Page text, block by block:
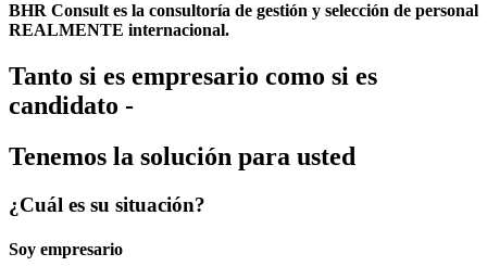
BHR Consult es la consultoría de gestión y selección de personal
REALMENTE internacional.
Tanto si es empresario como si es
candidato -
Tenemos la solución para usted
¿Cuál es su situación?
Soy empresario